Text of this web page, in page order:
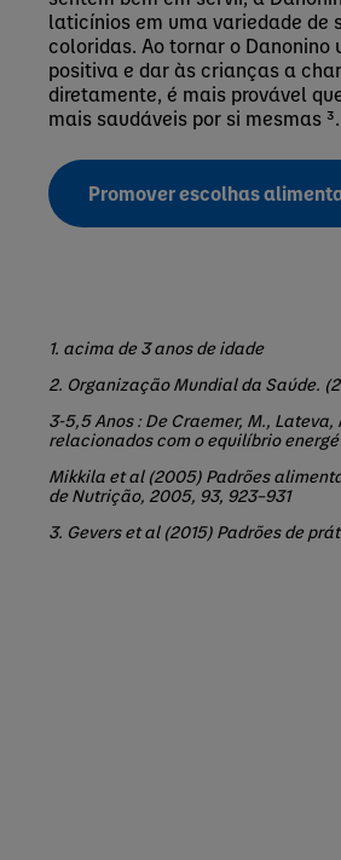
laticínios em uma variedade de
coloridas. Ao tornar o
positiva e dar às crianças a
diretamente, é mais provável
mais saudáveis por si mesmas ³.
Promover escolhas
1. acima de 3 anos de idade
2. Organização Mundial da Saúde.
3-5,5 Anos : De Craemer, M.,
relacionados com o equilíbrio
Mikkila et al (2005) Padrões
de Nutrição, 2005, 93, 923–931
3. Gevers et al (2015) Padrões de